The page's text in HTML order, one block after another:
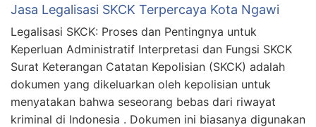
Jasa Legalisasi SKCK Terpercaya Kota Ngawi
Legalisasi SKCK: Proses dan Pentingnya untuk
Keperluan Administratif Interpretasi dan Fungsi SKCK
Surat Keterangan Catatan Kepolisian (SKCK) adalah
dokumen yang dikeluarkan oleh kepolisian untuk
menyatakan bahwa seseorang bebas dari riwayat
kriminal di Indonesia . Dokumen ini biasanya digunakan